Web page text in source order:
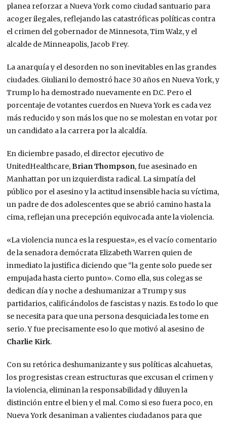
planea reforzar a Nueva York como ciudad santuario para
acoger ilegales, reflejando las catastróficas políticas contra
el crimen del gobernador de Minnesota, Tim Walz, y el
alcalde de Minneapolis, Jacob Frey.
La anarquía y el desorden no son inevitables en las grandes
ciudades. Giuliani lo demostró hace 30 años en Nueva York, y
Trump lo ha demostrado nuevamente en D.C. Pero el
porcentaje de votantes cuerdos en Nueva York es cada vez
más reducido y son más los que no se molestan en votar por
un candidato a la carrera por la alcaldía.
En diciembre pasado, el director ejecutivo de
UnitedHealthcare,Brian Thompson, fue asesinado en
Manhattan por un izquierdista radical. La simpatía del
público por el asesino y la actitud insensible hacia su víctima,
un padre de dos adolescentes que se abrió camino hasta la
cima, reflejan una precepción equivocada ante la violencia.
«La violencia nunca es la respuesta», es el vacío comentario
de la senadora demócrata Elizabeth Warren quien de
inmediato la justifica diciendo que “la gente solo puede ser
empujada hasta cierto punto». Como ella, sus colegas se
dedican día y noche a deshumanizar a Trump y sus
partidarios, calificándolos de fascistas y nazis. Es todo lo que
se necesita para que una persona desquiciada les tome en
serio. Y fue precisamente eso lo que motivó al asesino de
Charlie Kirk.
Con su retórica deshumanizante y sus políticas alcahuetas,
los progresistas crean estructuras que excusan el crimen y
la violencia, eliminan la responsabilidad y diluyen la
distinción entre el bien y el mal. Como si eso fuera poco, en
Nueva York desaniman a valientes ciudadanos para que